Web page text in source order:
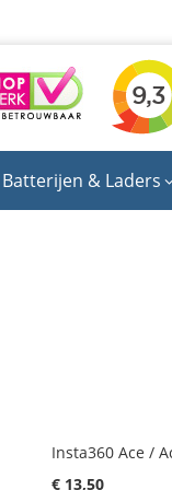
Batterijen & Laders
Insta360 Ace /
€ 13,50